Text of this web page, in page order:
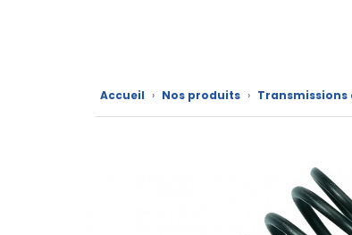
marques
Accueil › Nos produits › Transmissions